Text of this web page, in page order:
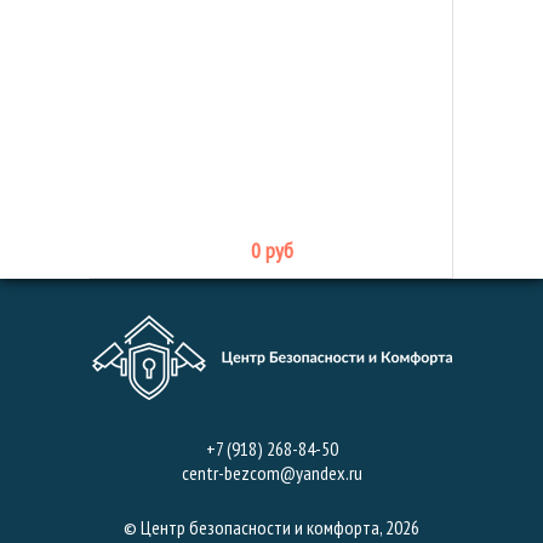
0 руб
+7 (918) 268-84-50
centr-bezcom@yandex.ru
© Центр безопасности и комфорта, 2026